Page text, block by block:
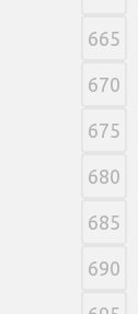
665
670
675
680
685
690